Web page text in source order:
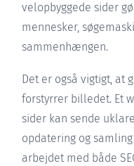
velopbyggede sider
mennesker,
sammenhængen.
Det er også vigtigt, at
forstyrrer billedet. Et
sider kan sende
opdatering og
arbejdet med både